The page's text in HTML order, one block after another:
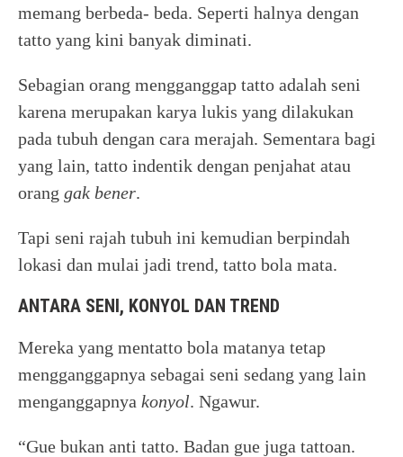
memang berbeda- beda. Seperti halnya dengan
tatto yang kini banyak diminati.
Sebagian orang mengganggap tatto adalah seni
karena merupakan karya lukis yang dilakukan
pada tubuh dengan cara merajah. Sementara bagi
yang lain, tatto indentik dengan penjahat atau
orang gak bener.
Tapi seni rajah tubuh ini kemudian berpindah
lokasi dan mulai jadi trend, tatto bola mata.
ANTARA SENI, KONYOL DAN TREND
Mereka yang mentatto bola matanya tetap
mengganggapnya sebagai seni sedang yang lain
menganggapnya konyol. Ngawur.
“Gue bukan anti tatto. Badan gue juga tattoan.